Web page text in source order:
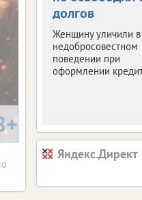
долгов
Женщину уличили в
недобросовестном
поведении при
оформлении
Яндекс.Директ